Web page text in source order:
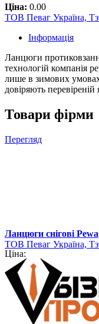
Ціна: 0.00
ТОВ Певаг Україна,
Інформація
Ланцюги
технологій компанія
лише в зимових умовах.
довіряють перевіреній
Товари фірми
Перегляд
Ланцюги снігові
ТОВ Певаг Україна,
Ціна: